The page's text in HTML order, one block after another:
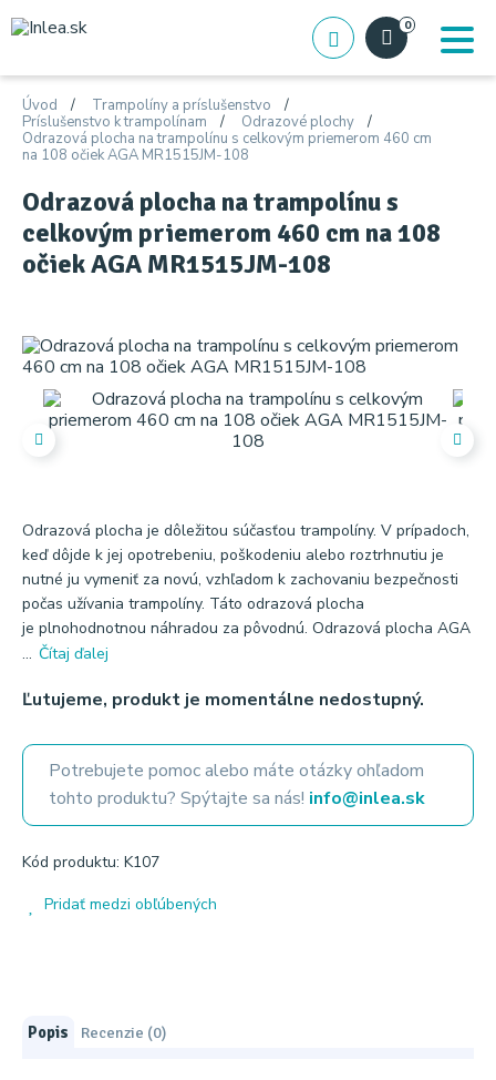
0
Úvod
Trampolíny a príslušenstvo
Príslušenstvo k trampolínam
Odrazové plochy
Odrazová plocha na trampolínu s celkovým priemerom 460 cm
na 108 očiek AGA MR1515JM-108
Odrazová plocha na trampolínu s
celkovým priemerom 460 cm na 108
očiek AGA MR1515JM-108
Odrazová plocha je dôležitou súčasťou trampolíny. V prípadoch,
keď dôjde k jej opotrebeniu, poškodeniu alebo roztrhnutiu je
nutné ju vymeniť za novú, vzhľadom k zachovaniu bezpečnosti
počas užívania trampolíny. Táto odrazová plocha
je plnohodnotnou náhradou za pôvodnú. Odrazová plocha AGA
... Čítaj ďalej
Ľutujeme, produkt je momentálne nedostupný.
Potrebujete pomoc alebo máte otázky ohľadom
tohto produktu? Spýtajte sa nás! info@inlea.sk
Kód produktu: K107
Pridať medzi obľúbených
Popis Recenzie (0)